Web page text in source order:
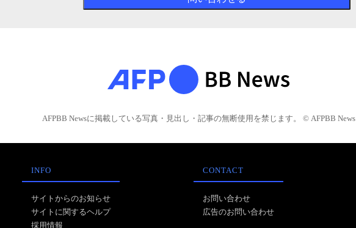
AFPBB Newsに掲載している写真・見出し・記事の無断使用を禁じます。 © AFPBB News
INFO
サイトからのお知らせ
サイトに関するヘルプ
採用情報
CONTACT
お問い合わせ
広告のお問い合わせ